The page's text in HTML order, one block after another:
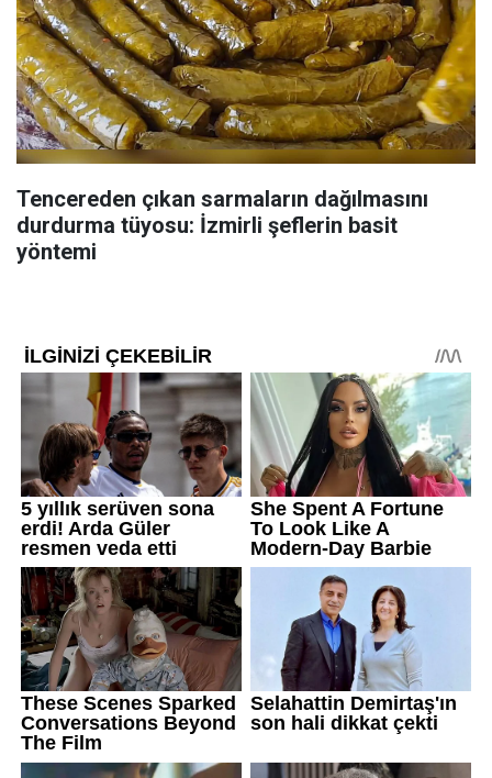
Tencereden çıkan sarmaların dağılmasını
durdurma tüyosu: İzmirli şeflerin basit
yöntemi